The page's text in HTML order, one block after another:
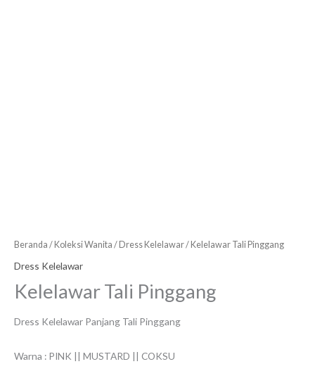
Beranda /Koleksi Wanita /Dress Kelelawar/ Kelelawar Tali Pinggang
Dress Kelelawar
Kelelawar Tali Pinggang
Dress Kelelawar Panjang Tali Pinggang
Warna : PINK || MUSTARD || COKSU